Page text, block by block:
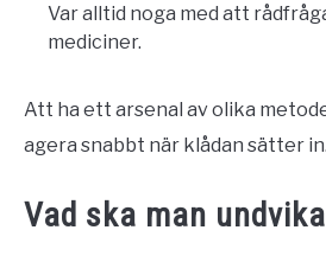
Var alltid noga med att
mediciner.
Att ha ett arsenal av olika
agera snabbt när klådan sätter in.
Vad ska man